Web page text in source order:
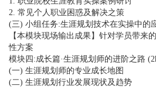
2. 常见个人职业困惑及解决之策
(三) 小组任务:生涯规划技术在实操中的
【本模块现场输出成果】针对学员带来
性方案
模块四:成长篇·生涯规划师的进阶之路
(一) 生涯规划师的专业成长地图
(二) 生涯规划行业发展现状及趋势